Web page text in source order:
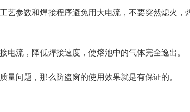
参数和焊接程序避免用大电流，不要突然熄火，
流，降低焊接速度，使熔池中的气体完全逸出。
问题，那么防盗窗的使用效果就是有保证的。